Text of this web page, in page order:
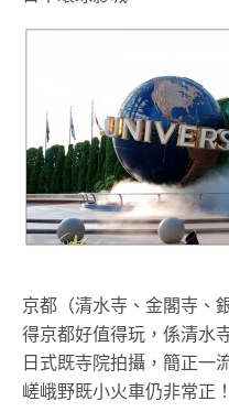
京都（清水寺、金閣寺、
得京都好值得玩，係清水
日式既寺院拍攝，簡正一
嵯峨野既小火車仍非常正！